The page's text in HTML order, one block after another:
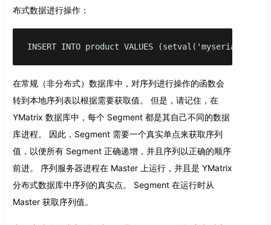
布式数据进行操作：
INSERT INTO product VALUES (setval('myserial',
在常规（非分布式）数据库中，对序列进行操作的函数会
转到本地序列表以根据需要获取值。 但是，请记住，在
YMatrix 数据库中，每个 Segment 都是其自己不同的数据
库进程。 因此，Segment 需要一个真实单点来获取序列
值，以便所有 Segment 正确递增，并且序列以正确的顺序
前进。 序列服务器进程在 Master 上运行，并且是 YMatrix
分布式数据库中序列的真实点。 Segment 在运行时从
Master 获取序列值。